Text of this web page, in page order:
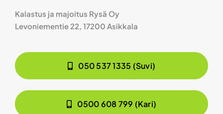
Kalastus ja majoitus Rysä Oy
Levoniementie 22, 17200 Asikkala
050 537 1335 (Suvi)
0500 608 799 (Kari)